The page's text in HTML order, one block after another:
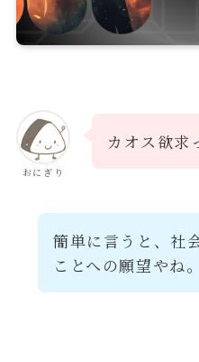
おにぎり
カオス欲求
簡単に言うと、社
ことへの願望やね。